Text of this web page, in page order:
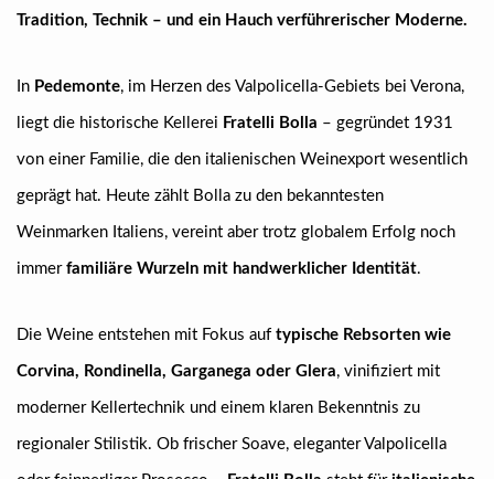
Tradition, Technik – und ein Hauch verführerischer Moderne.
In Pedemonte, im Herzen des Valpolicella-Gebiets bei Verona,
liegt die historische Kellerei Fratelli Bolla – gegründet 1931
von einer Familie, die den italienischen Weinexport wesentlich
geprägt hat. Heute zählt Bolla zu den bekanntesten
Weinmarken Italiens, vereint aber trotz globalem Erfolg noch
immer familiäre Wurzeln mit handwerklicher Identität.
Die Weine entstehen mit Fokus auf typische Rebsorten wie
Corvina, Rondinella, Garganega oder Glera, vinifiziert mit
moderner Kellertechnik und einem klaren Bekenntnis zu
regionaler Stilistik. Ob frischer Soave, eleganter Valpolicella